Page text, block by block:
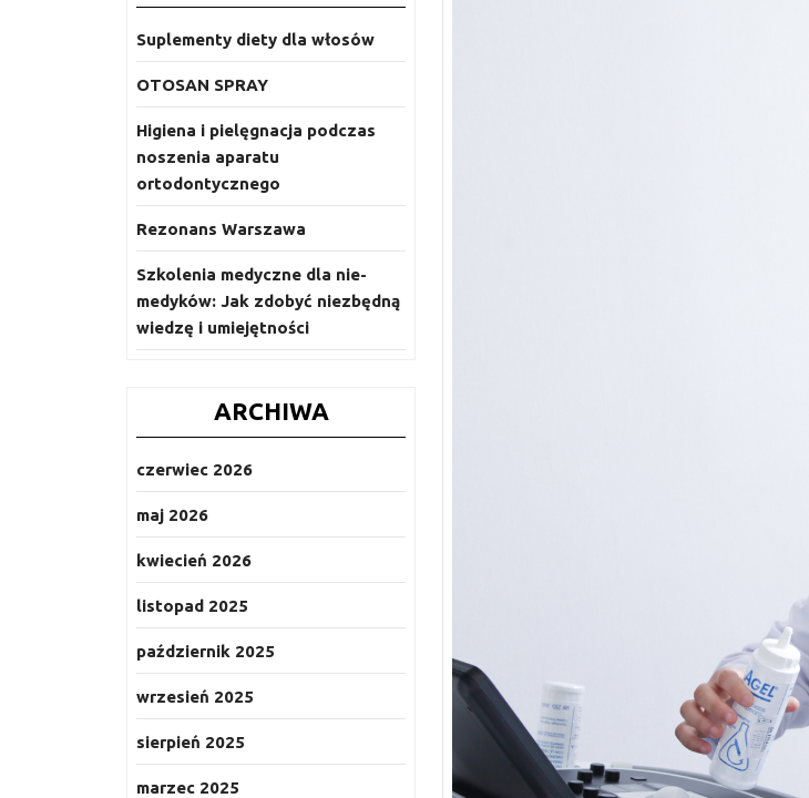
Suplementy diety dla włosów
OTOSAN SPRAY
Higiena i pielęgnacja podczas
noszenia aparatu
ortodontycznego
Rezonans Warszawa
Szkolenia medyczne dla nie-
medyków: Jak zdobyć niezbędną
wiedzę i umiejętności
ARCHIWA
czerwiec 2026
maj 2026
kwiecień 2026
listopad 2025
październik 2025
wrzesień 2025
sierpień 2025
marzec 2025